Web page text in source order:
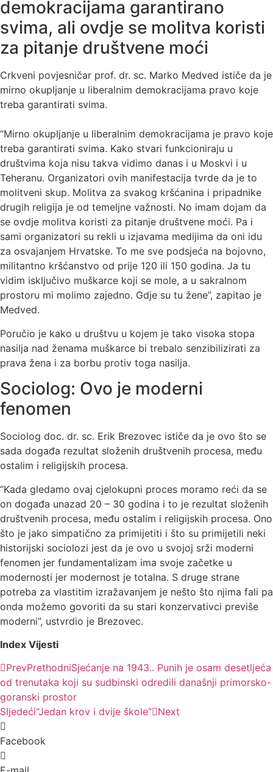
demokracijama garantirano
svima, ali ovdje se molitva koristi
za pitanje društvene moći
Crkveni povjesničar prof. dr. sc. Marko Medved ističe da je
mirno okupljanje u liberalnim demokracijama pravo koje
treba garantirati svima.
“Mirno okupljanje u liberalnim demokracijama je pravo koje
treba garantirati svima. Kako stvari funkcioniraju u
društvima koja nisu takva vidimo danas i u Moskvi i u
Teheranu. Organizatori ovih manifestacija tvrde da je to
molitveni skup. Molitva za svakog kršćanina i pripadnike
drugih religija je od temeljne važnosti. No imam dojam da
se ovdje molitva koristi za pitanje društvene moći. Pa i
sami organizatori su rekli u izjavama medijima da oni idu
za osvajanjem Hrvatske. To me sve podsjeća na bojovno,
militantno kršćanstvo od prije 120 ili 150 godina. Ja tu
vidim isključivo muškarce koji se mole, a u sakralnom
prostoru mi molimo zajedno. Gdje su tu žene”, zapitao je
Medved.
Poručio je kako u društvu u kojem je tako visoka stopa
nasilja nad ženama muškarce bi trebalo senzibilizirati za
prava žena i za borbu protiv toga nasilja.
Sociolog: Ovo je moderni
fenomen
Sociolog doc. dr. sc. Erik Brezovec ističe da je ovo što se
sada događa rezultat složenih društvenih procesa, među
ostalim i religijskih procesa.
“Kada gledamo ovaj cjelokupni proces moramo reći da se
on događa unazad 20 – 30 godina i to je rezultat složenih
društvenih procesa, među ostalim i religijskih procesa. Ono
što je jako simpatično za primijetiti i što su primijetili neki
historijski sociolozi jest da je ovo u svojoj srži moderni
fenomen jer fundamentalizam ima svoje začetke u
modernosti jer modernost je totalna. S druge strane
potreba za vlastitim izražavanjem je nešto što njima fali pa
onda možemo govoriti da su stari konzervativci previše
moderni”, ustvrdio je Brezovec.
Index Vijesti
PrevPrethodniSjećanje na 1943.. Punih je osam desetljeća
od trenutaka koji su sudbinski odredili današnji primorsko-
goranski prostor
Sljedeći“Jedan krov i dvije škole” Next
Facebook